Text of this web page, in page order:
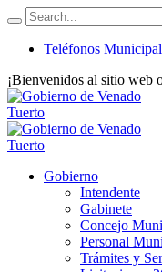
Teléfonos
¡Bienvenidos al sitio web
Gobierno
Intendente
Gabinete
Concejo
Personal
Trámites y